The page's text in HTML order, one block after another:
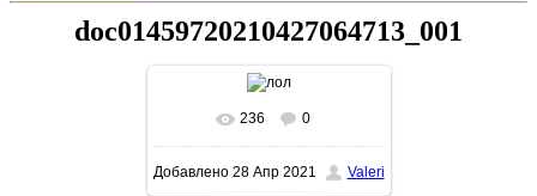
doc01459720210427064713_001
В реальном размере
1131x1600/ 243.6Kb
236 0
Добавлено28 Апр 2021 Valeri